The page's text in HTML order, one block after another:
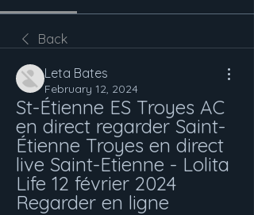
Back
Leta Bates
February 12, 2024
St-Étienne ES Troyes AC
en direct regarder Saint-
Étienne Troyes en direct
live Saint-Etienne - Lolita
Life 12 février 2024
Regarder en ligne